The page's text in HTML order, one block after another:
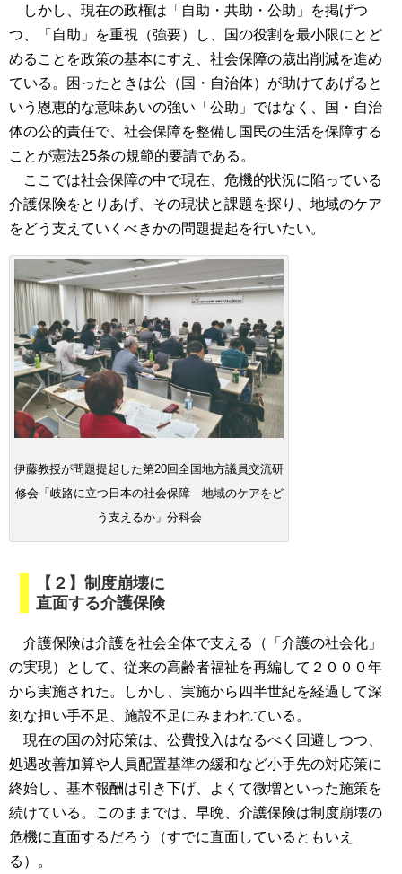
しかし、現在の政権は「自助・共助・公助」を掲げつ
つ、「自助」を重視（強要）し、国の役割を最小限にとど
めることを政策の基本にすえ、社会保障の歳出削減を進め
ている。困ったときは公（国・自治体）が助けてあげると
いう恩恵的な意味あいの強い「公助」ではなく、国・自治
体の公的責任で、社会保障を整備し国民の生活を保障する
ことが憲法25条の規範的要請である。
ここでは社会保障の中で現在、危機的状況に陥っている
介護保険をとりあげ、その現状と課題を探り、地域のケア
をどう支えていくべきかの問題提起を行いたい。
伊藤教授が問題提起した第20回全国地方議員交流研
修会「岐路に立つ日本の社会保障―地域のケアをど
う支えるか」分科会
【２】制度崩壊に
直面する介護保険
介護保険は介護を社会全体で支える（「介護の社会化」
の実現）として、従来の高齢者福祉を再編して２０００年
から実施された。しかし、実施から四半世紀を経過して深
刻な担い手不足、施設不足にみまわれている。
現在の国の対応策は、公費投入はなるべく回避しつつ、
処遇改善加算や人員配置基準の緩和など小手先の対応策に
終始し、基本報酬は引き下げ、よくて微増といった施策を
続けている。このままでは、早晩、介護保険は制度崩壊の
危機に直面するだろう（すでに直面しているともいえ
る）。